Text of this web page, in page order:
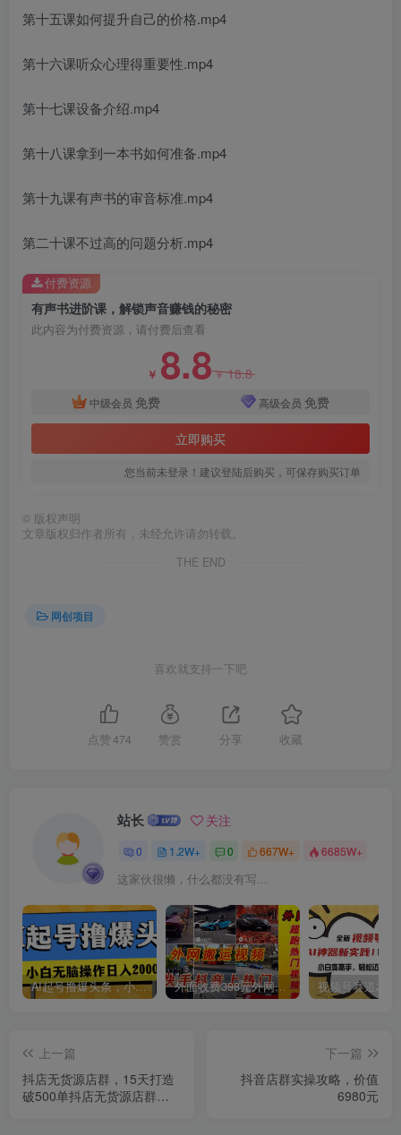
第十五课如何提升自己的价格.mp4
第十六课听众心理得重要性.mp4
第十七课设备介绍.mp4
第十八课拿到一本书如何准备.mp4
第十九课有声书的审音标准.mp4
第二十课不过高的问题分析.mp4
有声书进阶课，解锁声音赚钱的秘密
此内容为付费资源，请付费后查看
￥ 8.8￥18.8
中级会员 免费 高级会员 免费
立即购买
您当前未登录！建议登陆后购买，可保存购买订单
付费资源
© 版权声明
文章版权归作者所有，未经允许请勿转载。
THE END
网创项目
喜欢就支持一下吧
点赞 474 赞赏 分享 收藏
站长 关注
0 1.2W+ 0 667W+ 6685W+
这家伙很懒，什么都没有写...
AI起号撸爆头条，小白也能操作，日入2000+ 外面收费398元外网超跑豪车汽车视频搬运至快手抖音上热门项目
上一篇
抖店无货源店群，15天打造
破500单抖店无货源店群玩
下一篇
抖音店群实操攻略，价值
6980元